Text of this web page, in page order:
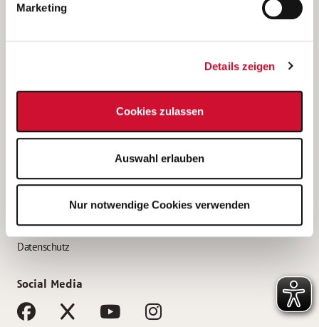
Marketing
Details zeigen
Cookies zulassen
Auswahl erlauben
Nur notwendige Cookies verwenden
Bewerbung als Altenpflegehelfer*in
Bewerbung als Erzieher*in
AWO Gliederungen nach Bundesland
Impressum
Datenschutz
Social Media